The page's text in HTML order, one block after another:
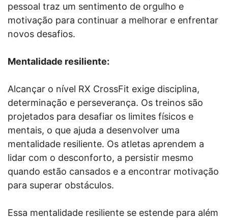
pessoal traz um sentimento de orgulho e
motivação para continuar a melhorar e enfrentar
novos desafios.
Mentalidade resiliente:
Alcançar o nível RX CrossFit exige disciplina,
determinação e perseverança. Os treinos são
projetados para desafiar os limites físicos e
mentais, o que ajuda a desenvolver uma
mentalidade resiliente. Os atletas aprendem a
lidar com o desconforto, a persistir mesmo
quando estão cansados e a encontrar motivação
para superar obstáculos.
Essa mentalidade resiliente se estende para além